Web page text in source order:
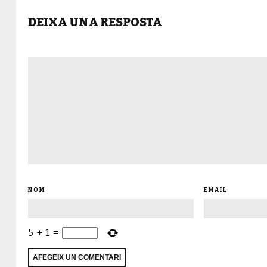
DEIXA UNA RESPOSTA
NOM EMAIL
5 + 1 =